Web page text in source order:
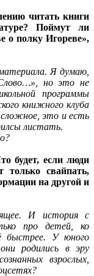
читать книги
Поймут ли
о полку Игореве»,
Я думаю,
но это не
программы
книжного клуба
это и есть
листать.
будет, если люди
только свайпать,
на другой и
И история с
про детей, ко
быстрее. У юного
родились в эру
взрослых,